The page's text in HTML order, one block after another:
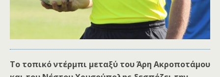
Το τοπικό ντέρμπι μεταξύ του Άρη Ακροποτάμου